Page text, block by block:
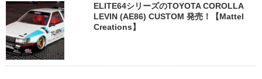
ELITE64シリーズのTOYOTA COROLLA
LEVIN (AE86) CUSTOM 発売！【Mattel
Creations】